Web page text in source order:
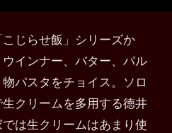
じらせ飯」シリーズか
インナー、バター、パル
パスタをチョイス。ソロ
クリームを多用する徳井
は生クリームはあまり使